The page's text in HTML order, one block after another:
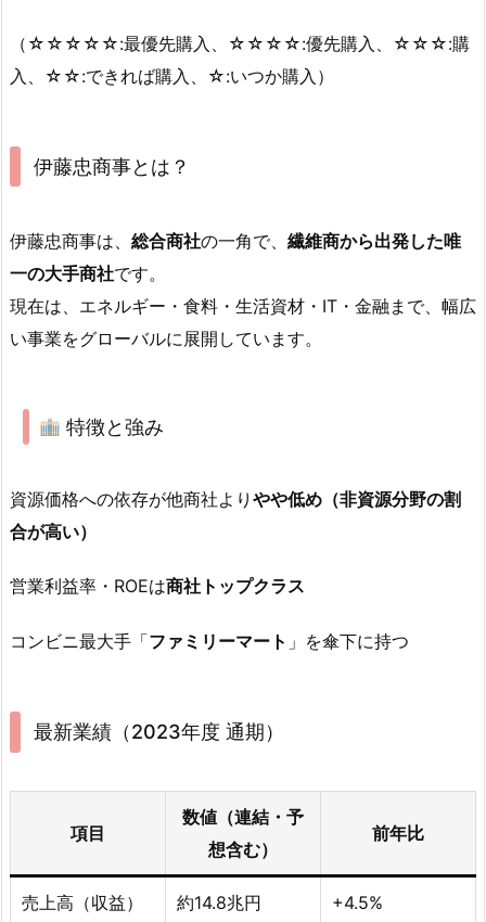
（☆☆☆☆☆:最優先購入、☆☆☆☆:優先購入、☆☆☆:購
入、☆☆:できれば購入、☆:いつか購入）
伊藤忠商事とは？
伊藤忠商事は、 総合商社の一角で、 繊維商から出発した唯
一の大手商社です。
現在は、エネルギー・食料・生活資材・IT・金融まで、幅広
い事業をグローバルに展開しています。
特徴と強み
資源価格への依存が他商社より やや低め（非資源分野の割
合が高い）
営業利益率・ROEは商社トップクラス
コンビニ最大手「ファミリーマート 」を傘下に持つ
最新業績（2023年度 通期）
項目
数値（連結・予
想含む）
前年比
売上高（収益） 約14.8兆円 +4.5%